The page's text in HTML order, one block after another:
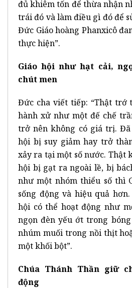
đủ khiêm tốn để thừa nhận
trái đó và làm điều gì đó để
Đức Giáo hoàng Phanxicô
thực hiện”.
Giáo hội như hạt cải,
chút men
Đức cha viết tiếp: “Thật trớ
hành xử như một đế chế
trở nên không có giá trị.
hội bị suy giảm hay trở
xảy ra tại một số nước. Thật
hội bị gạt ra ngoài lề, bị
như một nhóm thiểu số thì
sống động và hiệu quả
hội có thể hoạt động như
ngọn đèn yếu ớt trong
nhúm muối trong nồi thịt
một khối bột”.
Chúa Thánh Thần giữ
động